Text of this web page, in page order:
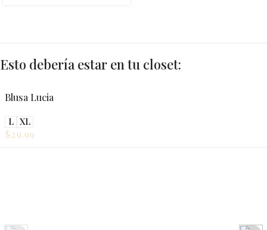
Esto debería estar en tu closet:
Blusa Lucia
L XL
$29.99